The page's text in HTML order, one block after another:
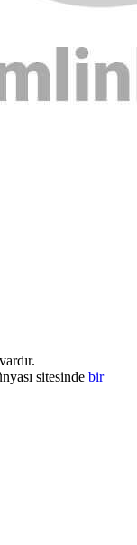
sitesinde bir